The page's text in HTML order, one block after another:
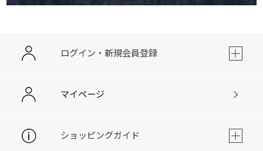
ログイン・新規会員登録
マイページ
ショッピングガイド